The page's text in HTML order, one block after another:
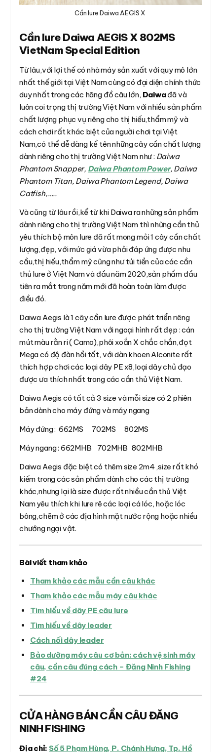
Cần lure Daiwa AEGIS X
Cần lure Daiwa AEGIS X 802MS
VietNam Special Edition
Từ lâu,với lợi thế có nhà máy sản xuất với quy mô lớn
nhất thế giới tại Việt Nam cùng có đại diện chính thức
duy nhất trong các hãng đồ câu lớn, Daiwađã và
luôn coi trọng thị trường Việt Nam với nhiều sản phẩm
chất lượng phục vụ riêng cho thị hiếu,thẩm mỹ và
cách chơi rất khác biệt của người chơi tại Việt
Nam,có thể dễ dàng kể tên những cây cần chất lượng
dành riêng cho thị trường Việt Nam như : Daiwa
Phantom Snapper, Daiwa Phantom Power, Daiwa
Phantom Titan, Daiwa Phantom Legend, Daiwa
Catfish,…..
Và cũng từ lâu rồi,kể từ khi Daiwa ra những sản phẩm
dành riêng cho thị trường Việt Nam thì những cần thủ
yêu thích bộ môn lure đã rất mong mỏi 1 cây cần chất
lượng,đẹp, với mức giá vừa phải đáp ứng được nhu
cầu,thị hiếu,thẩm mỹ cũng như túi tiền của các cần
thủ lure ở Việt Nam và đầu năm 2020,sản phẩm đầu
tiên ra mắt trong năm mới đã hoàn toàn làm được
điều đó.
Daiwa Aegis là 1 cây cần lure được phát triển riêng
cho thị trường Việt Nam với ngoại hình rất đẹp : cán
mút màu rằn ri ( Camo),phôi xoắn X chắc chắn,đọt
Mega có độ đàn hồi tốt, với dàn khoen Alconite rất
thích hợp chơi các loại dây PE x8,loại dây chủ đạo
được ưa thích nhất trong các cần thủ Việt Nam.
Daiwa Aegis có tất cả 3 size và mỗi size có 2 phiên
bản dành cho máy đứng và máy ngang
Máy đứng : 662MS 702MS 802MS
Máy ngang : 662MHB 702MHB 802MHB
Daiwa Aegis đặc biệt có thêm size 2m4 ,size rất khó
kiếm trong các sản phẩm dành cho các thị trường
khác,nhưng lại là size được rất nhiều cần thủ Việt
Nam yêu thích khi lure rê các loại cá lóc, hoặc lóc
bông,chẽm ở các địa hình mặt nước rộng hoặc nhiều
chướng ngại vật.
Bài viết tham khảo
Tham khảo các mẫu cần câu khác
Tham khảo các mẫu máy câu khác
Tìm hiểu về dây PE câu lure
Tìm hiểu về dây leader
Cách nối dây leader
Bảo dưỡng máy câu cơ bản: cách vệ sinh máy
câu, cần câu đúng cách – Đăng Ninh Fishing
#24
CỬA HÀNG BÁN CẦN CÂU ĐĂNG
NINH FISHING
Địa chỉ: Số 5 Phạm Hùng, P. Chánh Hưng, Tp. Hồ